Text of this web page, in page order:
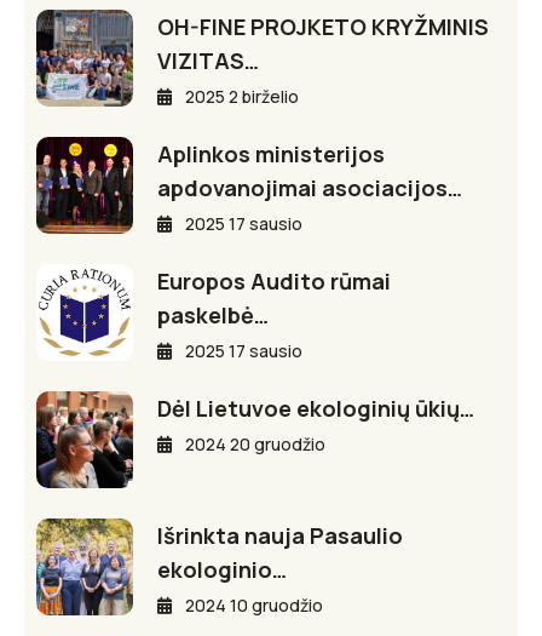
OH-FINE PROJKETO KRYŽMINIS
VIZITAS…
2025 2 birželio
Aplinkos ministerijos
apdovanojimai asociacijos…
2025 17 sausio
Europos Audito rūmai
paskelbė…
2025 17 sausio
Dėl Lietuvoe ekologinių ūkių…
2024 20 gruodžio
Išrinkta nauja Pasaulio
ekologinio…
2024 10 gruodžio